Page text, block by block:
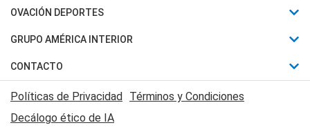
Política
Judiciales
Economia
Horóscopo
Motores
Trucos caseros
Series y Películas
Edictos y Solicitadas
OVACIÓN DEPORTES
Fútbol
Mundial
Automovilismo
Rugby
GRUPO AMÉRICA INTERIOR
Canal 7 en Vivo
CONTACTO
Acerca de Nosotros
Contactanos
Políticas de Privacidad Términos y Condiciones
Decálogo ético de IA